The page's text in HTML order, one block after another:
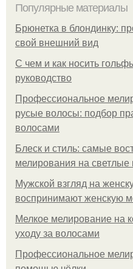
Популярные материалы
Брюнетка в блондинку:
свой внешний вид
С чем и как носить
руководство
Профессиональное
русые волосы: подбор
волосами
Блеск и стиль: самые
мелирования на светлые
Мужской взгляд на
воспринимают женскую
Мелкое мелирование на
уходу за волосами
Профессиональное